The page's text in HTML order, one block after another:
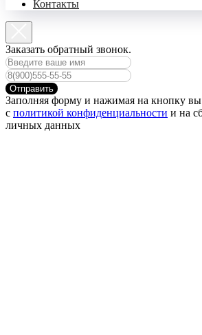
Контакты
Заказать обратный звонок.
Отправить
Заполняя форму и нажимая на кнопку вы
с политикой конфиденциальности и на
личных данных